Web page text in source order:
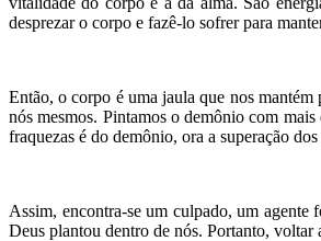
desprezar o corpo e fazê-lo sofrer para
Então, o corpo é uma jaula que nos
nós mesmos. Pintamos o demônio com
fraquezas é do demônio, ora a superação
Assim, encontra-se um culpado, um agente
Deus plantou dentro de nós. Portanto, voltar